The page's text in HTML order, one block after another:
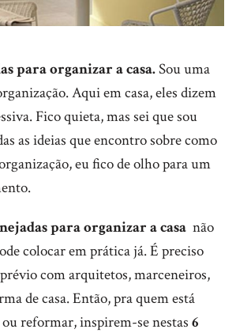
para organizar a casa.Sou uma
Aqui em casa, eles dizem
Fico quieta, mas sei que sou
as ideias que encontro sobre como
eu fico de olho para um
para organizar a casa não
colocar em prática já. É preciso
com arquitetos, marceneiros,
de casa. Então, pra quem está
reformar, inspirem-se nestas 6